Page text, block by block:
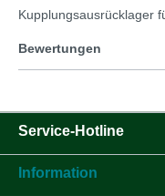
Kupplungsausrücklager
Bewertungen
Service-Hotline
Information